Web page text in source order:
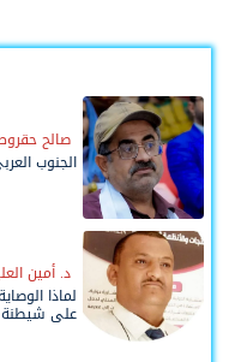
صالح
الجنوب
د. أمين
لماذا
على شيطنة